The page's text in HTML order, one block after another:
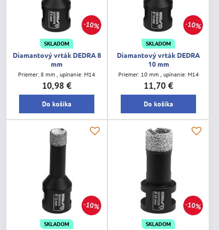
10%
SKLADOM
Diamantový vrták DEDRA 8
mm
Priemer: 8 mm , upínanie: M14
10,98 €
Do košíka
10%
SKLADOM
Diamantový vrták DEDRA
10 mm
Priemer: 10 mm , upínanie: M14
11,70 €
Do košíka
10%
SKLADOM
10%
SKLADOM